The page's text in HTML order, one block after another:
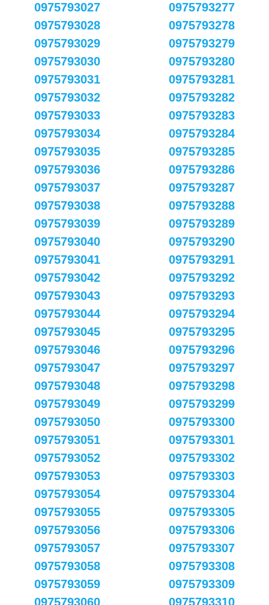
0975793027
0975793028
0975793029
0975793030
0975793031
0975793032
0975793033
0975793034
0975793035
0975793036
0975793037
0975793038
0975793039
0975793040
0975793041
0975793042
0975793043
0975793044
0975793045
0975793046
0975793047
0975793048
0975793049
0975793050
0975793051
0975793052
0975793053
0975793054
0975793055
0975793056
0975793057
0975793058
0975793059
0975793060
0975793277
0975793278
0975793279
0975793280
0975793281
0975793282
0975793283
0975793284
0975793285
0975793286
0975793287
0975793288
0975793289
0975793290
0975793291
0975793292
0975793293
0975793294
0975793295
0975793296
0975793297
0975793298
0975793299
0975793300
0975793301
0975793302
0975793303
0975793304
0975793305
0975793306
0975793307
0975793308
0975793309
0975793310